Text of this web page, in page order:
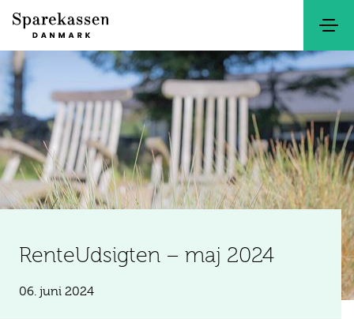
RenteUdsigten – maj 2024
06. juni 2024